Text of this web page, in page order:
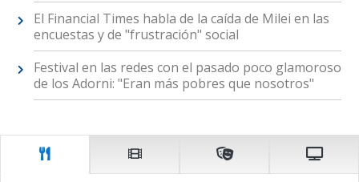
El Financial Times habla de la caída de Milei en las
encuestas y de "frustración" social
Festival en las redes con el pasado poco glamoroso
de los Adorni: "Eran más pobres que nosotros"